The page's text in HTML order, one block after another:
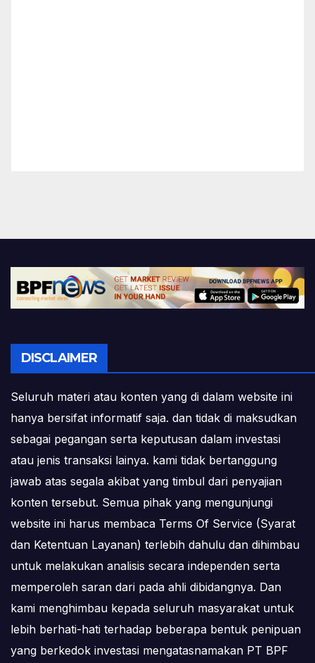
DISCLAIMER
Seluruh materi atau konten yang di dalam website ini
hanya bersifat informatif saja. dan tidak di maksudkan
sebagai pegangan serta keputusan dalam investasi
atau jenis transaksi lainya. kami tidak bertanggung
jawab atas segala akibat yang timbul dari penyajian
konten tersebut. Semua pihak yang mengunjungi
website ini harus membaca Terms Of Service (Syarat
dan Ketentuan Layanan) terlebih dahulu dan dihimbau
untuk melakukan analisis secara independen serta
memperoleh saran dari pada ahli dibidangnya. Dan
kami menghimbau kepada seluruh masyarakat untuk
lebih berhati-hati terhadap beberapa bentuk penipuan
yang berkedok investasi mengatasnamakan PT BPF